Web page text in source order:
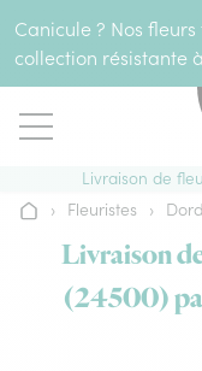
Canicule ? Nos
collection résistante
Livraison de
Accueil
› Fleuristes ›
Livraison
(24500)